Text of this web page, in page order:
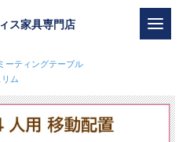
ス家具専門店
ーティングテーブル
ム